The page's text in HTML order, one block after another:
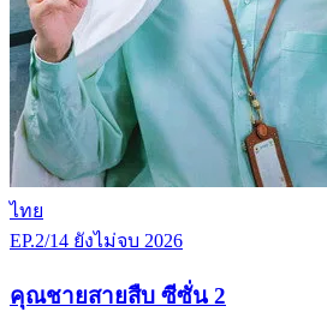
ไทย
EP.2/14 ยังไม่จบ 2026
คุณชายสายสืบ ซีซั่น 2